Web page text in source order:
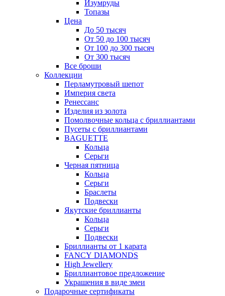
Изумруды
Топазы
Цена
До 50 тысяч
От 50 до 100 тысяч
От 100 до 300 тысяч
От 300 тысяч
Все броши
Коллекции
Перламутровый шепот
Империя света
Ренессанс
Изделия из золота
Помолвочные кольца с бриллиантами
Пусеты с бриллиантами
BAGUETTE
Кольца
Серьги
Черная пятница
Кольца
Серьги
Браслеты
Подвески
Якутские бриллианты
Кольца
Серьги
Подвески
Бриллианты от 1 карата
FANCY DIAMONDS
High Jewellery
Бриллиантовое предложение
Украшения в виде змеи
Подарочные сертификаты